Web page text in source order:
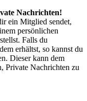
Nachrichten!
ein Mitglied sendet,
persönlichen
Falls du
erhältst, so kannst du
Dieser kann dem
Private Nachrichten zu